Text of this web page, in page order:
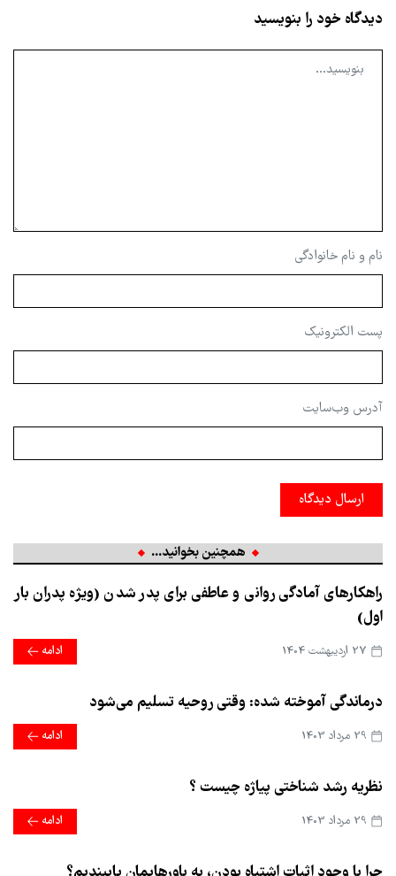
دیدگاه خود را بنویسید
نام و نام خانوادگی
پست الکترونیک
آدرس وب‌سایت
ارسال دیدگاه
همچنین بخوانید...
راهکارهای آمادگی روانی و عاطفی برای پدر شدن (ویژه پدران بار
اول)
ادامه
درماندگی آموخته شده: وقتی روحیه تسلیم می‌شود
ادامه
نظریه رشد شناختی پیاژه چیست ؟
ادامه